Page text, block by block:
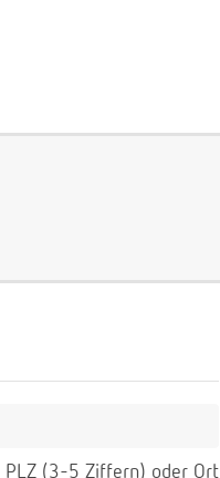
PLZ (3-5 Ziffern) oder Ort